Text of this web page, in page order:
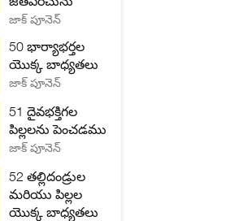
జాక్ పూనెన్
50 భార్యాభర్తల
యొక్క బాధ్యతలు
జాక్ పూనెన్
51 దైవభక్తిగల
పిల్లలను పెంచడము
జాక్ పూనెన్
52 తల్లిదండ్రుల
మరియు పిల్లల
యొక్క బాధ్యతలు